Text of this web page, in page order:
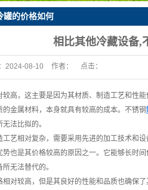
罐的价格如何
相比其他冷藏设备,
2024-08-10 作者： 点击：
较高，这主要是因为其材质、制造工艺和性能
金属材料，本身就具有较高的成本。不锈钢
法比拟的。
艺相对复杂，需要采用先进的加工技术和
也是其价格较高的原因之一。它能够长时
无法替代的。
对较高，但是其良好的性能和品质也确保